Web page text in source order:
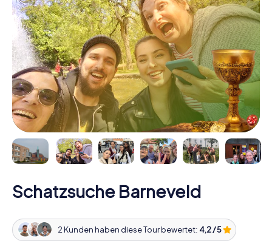
Schatzsuche Barneveld
2 Kunden haben diese Tour bewertet: 4,2 / 5